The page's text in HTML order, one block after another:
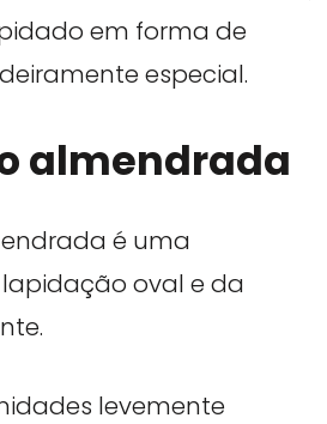
em forma de
especial.
almendrada
é uma
oval e da
levemente